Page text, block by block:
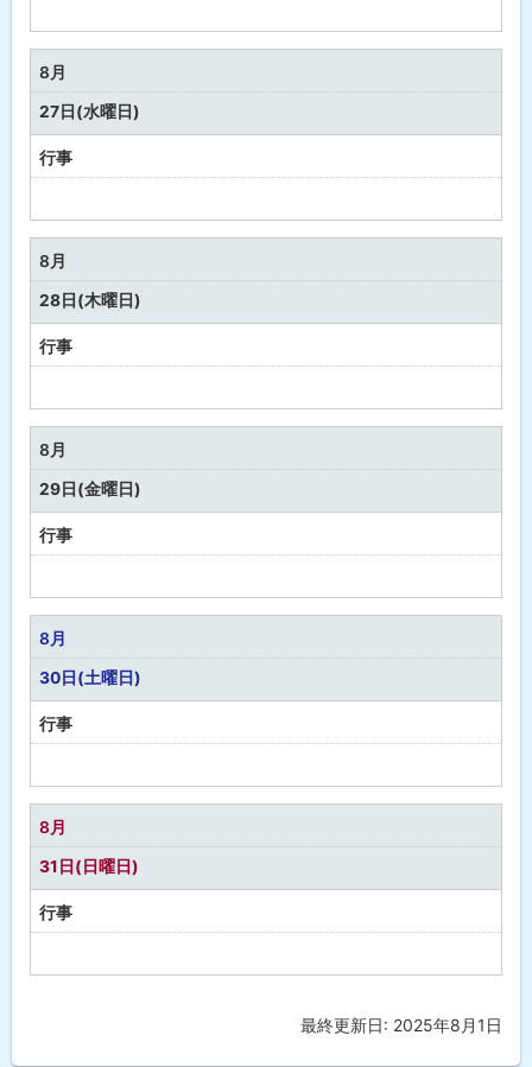
定
な
し
8月
27日(水曜日)
行事
定
な
し
8月
28日(木曜日)
行事
定
な
し
8月
29日(金曜日)
行事
定
な
し
8月
30日(土曜日)
行事
定
な
し
8月
31日(日曜日)
行事
定
最終更新日: 2025年8月1日